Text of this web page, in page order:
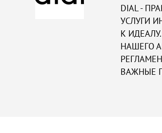
DIAL -
УСЛУГИ
К
НАШЕГО
ВАЖНЫЕ